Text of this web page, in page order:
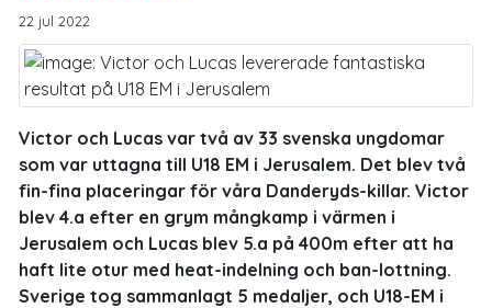
22 jul 2022
Victor och Lucas var två av 33 svenska ungdomar
som var uttagna till U18 EM i Jerusalem. Det blev två
fin-fina placeringar för våra Danderyds-killar. Victor
blev 4.a efter en grym mångkamp i värmen i
Jerusalem och Lucas blev 5.a på 400m efter att ha
haft lite otur med heat-indelning och ban-lottning.
Sverige tog sammanlagt 5 medaljer, och U18-EM i